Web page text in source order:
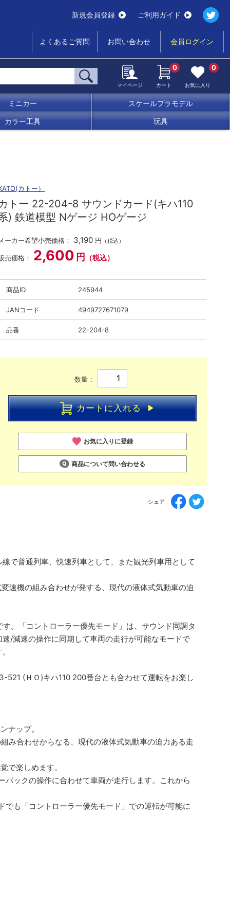
新規会員登録 ご利用ガイド
よくあるご質問 お問い合わせ 会員ログイン
マイページ カート
0
お気に入り
0
ミニカー スケールプラモデル
カラー工具 玩具
カトー）
トー 22-204-8 サウンドカード(キハ110
) 鉄道模型 Nゲージ HOゲージ
ーカー希望小売価格： 3,190 円 （税込）
売価格： 2,600 円 （税込）
商品ID 245944
JANコード 4949727671079
品番 22-204-8
数量：
カートに入れる
お気に入りに登録
商品について問い合わせる
シェア
で普通列車、快速列車として、また観光列車用として
速機の組み合わせが発する、現代の液体式気動車の迫
。「コントローラー優先モード」は、サウンド同調タ
/減速の操作に同期して車両の走行が可能なモードで
(ＨＯ)キハ110 200番台とも合わせて運転をお楽し
ナップ。
合わせからなる、現代の液体式気動車の迫力ある走
で楽しめます。
ックの操作に合わせて車両が走行します。これから
も「コントローラー優先モード」での運転が可能に